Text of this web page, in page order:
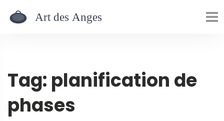
Tag: planification de
phases